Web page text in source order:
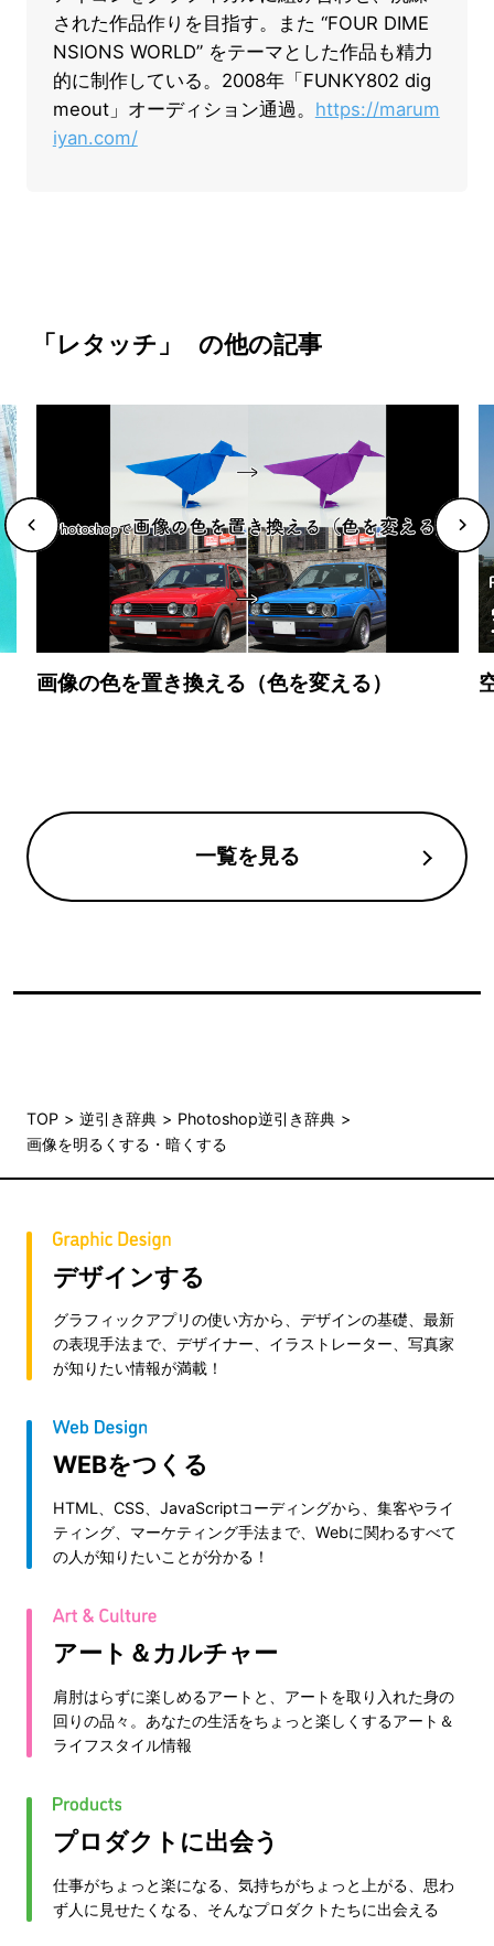
された作品作りを目指す。また “FOUR DIME
NSIONS WORLD” をテーマとした作品も精力
的に制作している。2008年「FUNKY802 dig
meout」オーディション通過。 https://marum
iyan.com/
「レタッチ」 の他の記事
画像の色を置き換える（色を変える）
一覧を見る
TOP 逆引き辞典
Photoshop逆引き辞典
画像を明るくする・暗くする
デザインする
グラフィックアプリの使い方から、デザインの基礎、最新
の表現手法まで、デザイナー、イラストレーター、写真家
が知りたい情報が満載！
WEBをつくる
HTML、CSS、JavaScriptコーディングから、集客やライ
ティング、マーケティング手法まで、Webに関わるすべて
の人が知りたいことが分かる！
アート＆カルチャー
肩肘はらずに楽しめるアートと、アートを取り入れた身の
回りの品々。あなたの生活をちょっと楽しくするアート＆
ライフスタイル情報
プロダクトに出会う
仕事がちょっと楽になる、気持ちがちょっと上がる、思わ
ず人に見せたくなる、そんなプロダクトたちに出会える